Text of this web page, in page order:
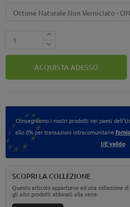
ACQUISTA ADESSO
Consegniamo i nostri prodotti nei paesi
allo 0% per transazioni intracomunitarie
UE valido
SCOPRI LA COLLEZIONE
Questo articolo appartiene ad una collezione
gli altri prodotti abbinati alla serie: